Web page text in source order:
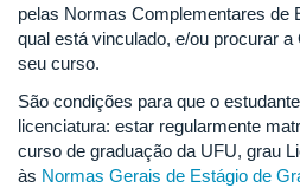
pelas Normas Complementares de
qual está vinculado, e/ou procurar
seu curso.
São condições para que o
licenciatura: estar regularmente
curso de graduação da UFU, grau
às Normas Gerais de Estágio de